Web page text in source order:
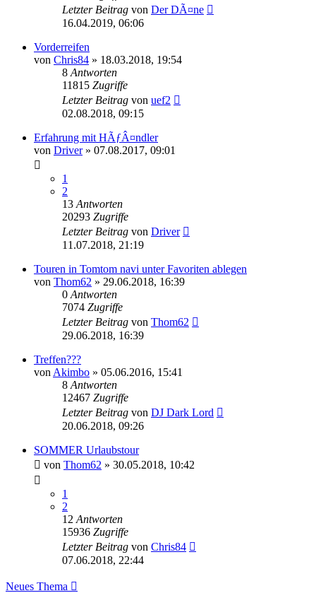
Letzter Beitrag von Der DÃ¤ne
16.04.2019, 06:06
Vorderreifen
von Chris84 » 18.03.2018, 19:54
8 Antworten
11815 Zugriffe
Letzter Beitrag von uef2
02.08.2018, 09:15
Erfahrung mit HÃƒÂ¤ndler
von Driver» 07.08.2017, 09:01
1
2
13 Antworten
20293 Zugriffe
Letzter Beitrag von Driver
11.07.2018, 21:19
Touren in Tomtom navi unter Favoriten ablegen
von Thom62 » 29.06.2018, 16:39
0 Antworten
7074 Zugriffe
Letzter Beitrag von Thom62
29.06.2018, 16:39
Treffen???
von Akimbo » 05.06.2016, 15:41
8 Antworten
12467 Zugriffe
Letzter Beitrag von DJ Dark Lord
20.06.2018, 09:26
SOMMER Urlaubstour
von Thom62 » 30.05.2018, 10:42
1
2
12 Antworten
15936 Zugriffe
Letzter Beitrag von Chris84
07.06.2018, 22:44
Neues Thema